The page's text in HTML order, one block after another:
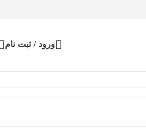
ورود / ثبت نام